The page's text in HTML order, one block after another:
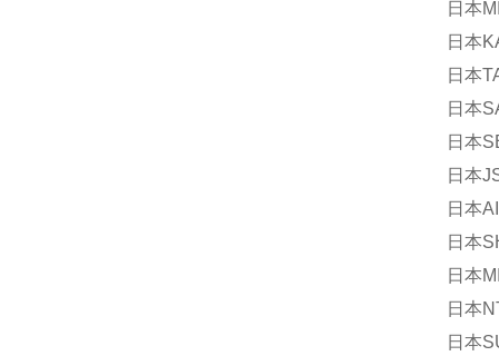
日本
日本
日本
日本
日本
日本
日本
日本
日本
日本
日本